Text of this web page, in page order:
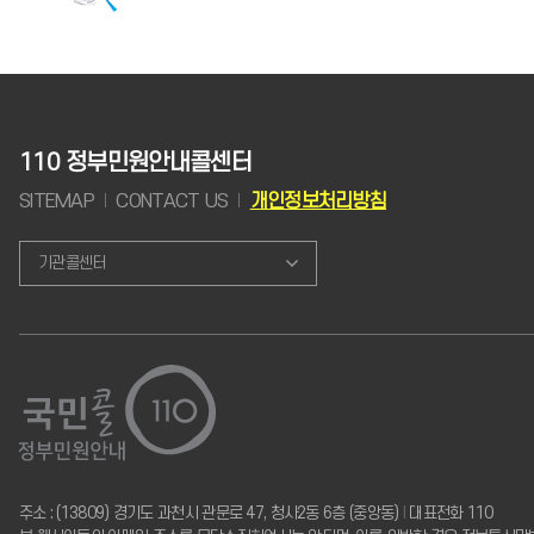
110 정부민원안내콜센터
SITEMAP CONTACT US 개인정보처리방침
기관콜센터
주소 : (13809) 경기도 과천시 관문로 47, 청사2동 6층 (중앙동)
대표전화 110